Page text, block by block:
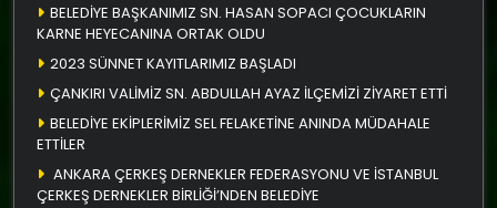
BELEDİYE BAŞKANIMIZ SN. HASAN SOPACI ÇOCUKLARIN
KARNE HEYECANINA ORTAK OLDU
2023 SÜNNET KAYITLARIMIZ BAŞLADI
ÇANKIRI VALİMİZ SN. ABDULLAH AYAZ İLÇEMİZİ ZİYARET ETTİ
BELEDİYE EKİPLERİMİZ SEL FELAKETİNE ANINDA MÜDAHALE
ETTİLER
ANKARA ÇERKEŞ DERNEKLER FEDERASYONU VE İSTANBUL
ÇERKEŞ DERNEKLER BİRLİĞİ’NDEN BELEDİYE